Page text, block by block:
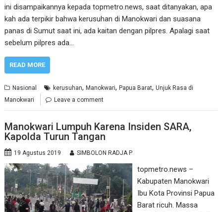
ini disampaikannya kepada topmetro.news, saat ditanyakan, apa
kah ada terpikir bahwa kerusuhan di Manokwari dan suasana
panas di Sumut saat ini, ada kaitan dengan pilpres. Apalagi saat
sebelum pilpres ada…
READ MORE
Nasional kerusuhan,Manokwari,Papua Barat,Unjuk Rasa di
Manokwari
Leave a comment
Manokwari Lumpuh Karena Insiden SARA,
Kapolda Turun Tangan
19 Agustus 2019 SIMBOLON RADJA P
topmetro.news –
Kabupaten Manokwari
Ibu Kota Provinsi Papua
Barat ricuh. Massa